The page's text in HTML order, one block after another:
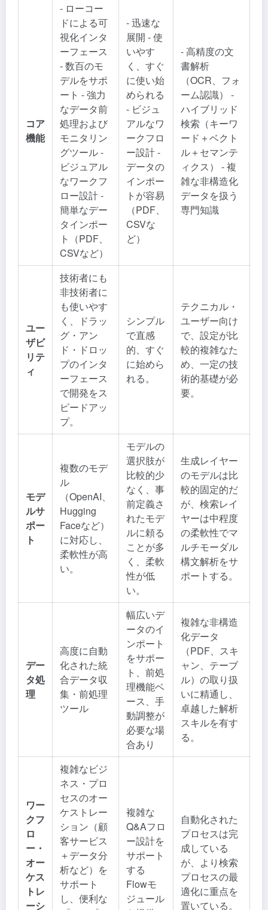
コア
機能
- ローコー
ドによる可
視化インタ
ーフェース
- 数百のモ
デルをサポ
ート - 強力
なデータ前
処理および
モニタリン
グツール -
ビジュアル
なワークフ
ロー設計 -
簡単なデー
タインポー
ト（PDF、
CSVなど）
- 迅速な
展開 - 使
いやす
く、すぐ
に使い始
められる
- ビジュ
アルなワ
ークフロ
ー設計 -
データの
インポー
トが容易
（PDF、
CSVな
ど）
- 高精度の文
書解析
（OCR、フォ
ーム認識） -
ハイブリッド
検索（キーワ
ード＋ベクト
ル＋セマンテ
ィクス） - 複
雑な非構造化
データを扱う
専門知識
ユー
ザビ
リテ
ィ
技術者にも
非技術者に
も使いやす
く、ドラッ
グ・アン
ド・ドロッ
プのインタ
ーフェース
で開発をス
ピードアッ
プ。
シンプル
で直感
的、すぐ
に始めら
れる。
テクニカル・
ユーザー向け
で、設定が比
較的複雑なた
め、一定の技
術的基礎が必
要。
モデ
ルサ
ポー
ト
複数のモデ
ル
（OpenAI、
Hugging
Faceなど）
に対応し、
柔軟性が高
い。
モデルの
選択肢が
比較的少
なく、事
前定義さ
れたモデ
ルに頼る
ことが多
く、柔軟
性が低
い。
生成レイヤー
のモデルは比
較的固定的だ
が、検索レイ
ヤーは中程度
の柔軟性でマ
ルチモーダル
構文解析をサ
ポートする。
デー
タ処
理
高度に自動
化された統
合データ収
集・前処理
ツール
幅広いデ
ータのイ
ンポート
をサポー
ト、前処
理機能ベ
ース、手
動調整が
必要な場
合あり
複雑な非構造
化データ
（PDF、スキ
ャン、テーブ
ル）の取り扱
いに精通し、
卓越した解析
スキルを有す
る。
ワー
クフ
ロ
ー・
オー
ケス
トレ
ーシ
複雑なビジ
ネス・プロ
セスのオー
ケストレー
ション（顧
客サービス
＋データ分
析など）を
サポート
し、便利な
複雑な
Q&Aフロ
ー設計を
サポート
する
Flowモ
ジュール
自動化された
プロセスは完
成している
が、より検索
プロセスの最
適化に重点を
置いている。